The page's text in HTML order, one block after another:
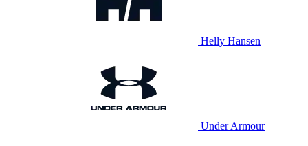
Helly Hansen
Under Armour